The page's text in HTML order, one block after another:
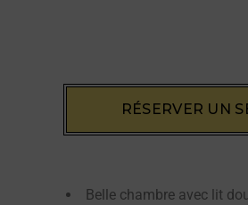
RÉSERVER UN
Belle chambre avec lit